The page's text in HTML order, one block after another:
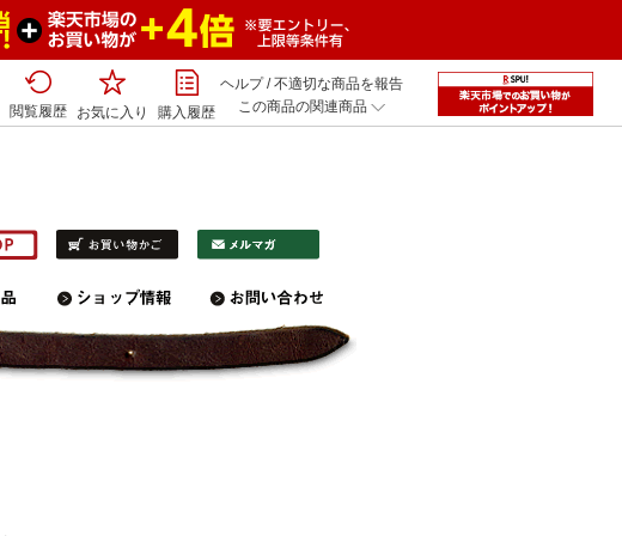
閲覧履歴 お気に入り 購入履歴
ヘルプ/不適切な商品を報告
この商品の関連商品